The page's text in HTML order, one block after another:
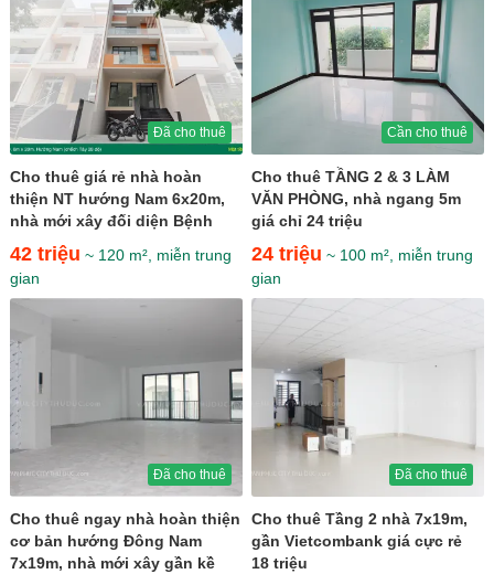
Đã cho thuê
Cho thuê giá rẻ nhà hoàn
thiện NT hướng Nam 6x20m,
nhà mới xây đối diện Bệnh
Viện giá 42 triệu
42 triệu ~ 120 m², miễn trung
gian
Cần cho thuê
Cho thuê TẦNG 2 & 3 LÀM
VĂN PHÒNG, nhà ngang 5m
giá chỉ 24 triệu
24 triệu ~ 100 m², miễn trung
gian
Đã cho thuê
Cho thuê ngay nhà hoàn thiện
cơ bản hướng Đông Nam
7x19m, nhà mới xây gần kề
Đã cho thuê
Cho thuê Tầng 2 nhà 7x19m,
gần Vietcombank giá cực rẻ
18 triệu